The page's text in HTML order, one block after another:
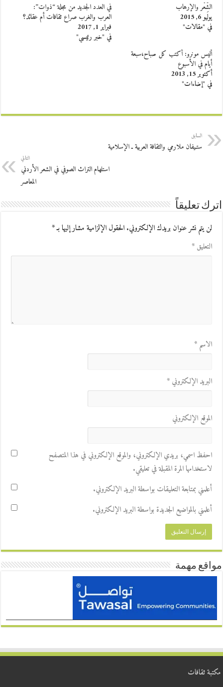
الشِّعْر والإرهاب
يوليو 6, 2015
في "مقالات"
في العدد الجديد من مجلة “ذوات”:
العرب والغرب صراع ثقافات أم عقائد؟
فبراير 1, 2017
في "خبر رئيسي"
أليس مونرو: أكتب كل صباح،سبعة
أيام في الأسبوع
أكتوبر 15, 2013
في "إضاءات"
السابق
ستـيفان ملارمي والثقافة العربية ـ الإسلامية
التالي
استلهام التراث الصوفي في الشعر الأردني
المعاصر
اترك تعليقاً
لن يتم نشر عنوان بريدك الإلكتروني.الحقول الإلزامية مشار إليها بـ*
التعليق*
الاسم*
البريد الإلكتروني*
الموقع الإلكتروني
احفظ اسمي، بريدي الإلكتروني، والموقع الإلكتروني في هذا المتصفح
لاستخدامها المرة المقبلة في تعليقي.
أعلمني بمتابعة التعليقات بواسطة البريد الإلكتروني.
أعلمني بالمواضيع الجديدة بواسطة البريد الإلكتروني.
مواقع مهمة
مكتبة ثقافات